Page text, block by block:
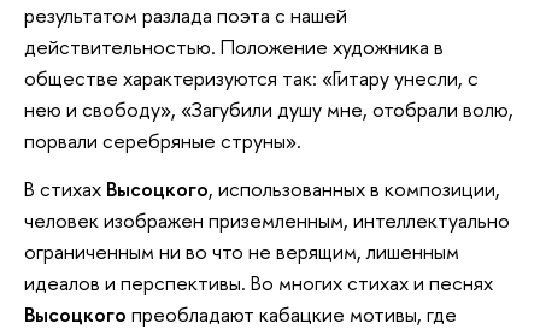
результатом разлада поэта с нашей
действительностью. Положение художника в
обществе характеризуются так: «Гитару унесли, с
нею и свободу», «Загубили душу мне, отобрали волю,
порвали серебряные струны».
В стихах Высоцкого, использованных в композиции,
человек изображен приземленным, интеллектуально
ограниченным ни во что не верящим, лишенным
идеалов и перспективы. Во многих стихах и песнях
Высоцкого преобладают кабацкие мотивы, где